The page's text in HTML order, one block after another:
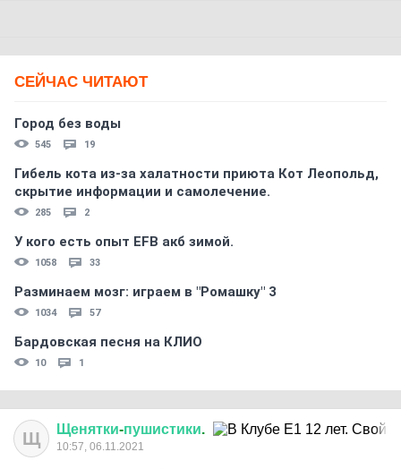
СЕЙЧАС ЧИТАЮТ
Город без воды
545 19
Гибель кота из-за халатности приюта Кот Леопольд,
скрытиe информации и самолечение.
285 2
У кого есть опыт EFB акб зимой.
1058 33
Разминаем мозг: играем в "Ромашку" 3
1034 57
Бардовская песня на КЛИО
10 1
Щ Щенятки-пушистики.
10:57, 06.11.2021